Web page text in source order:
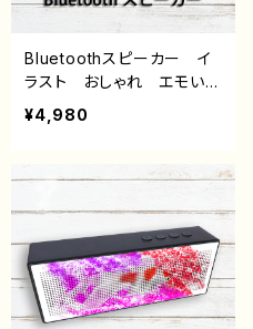
Bluetoothスピーカー イ
ラスト おしゃれ エモい
スピーカー G-6
¥4,980